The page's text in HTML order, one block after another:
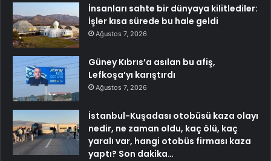
İnsanları sahte bir dünyaya kilitlediler:
İşler kısa sürede bu hale geldi
Ağustos 7, 2026
Güney Kıbrıs’a asılan bu afiş,
Lefkoşa’yı karıştırdı
Ağustos 7, 2026
İstanbul-Kuşadası otobüsü kaza olayı
nedir, ne zaman oldu, kaç ölü, kaç
yaralı var, hangi otobüs firması kaza
yaptı? Son dakika…